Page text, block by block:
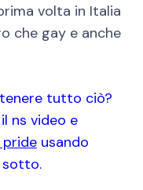
volta in Italia
che gay e anche
tutto ciò?
ns video e
pride usando
sotto.